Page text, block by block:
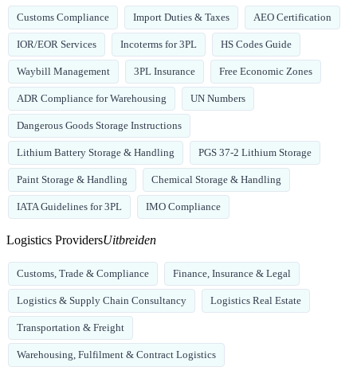
Customs Compliance Import Duties & Taxes AEO Certification
IOR/EOR Services Incoterms for 3PL HS Codes Guide
Waybill Management 3PL Insurance Free Economic Zones
ADR Compliance for Warehousing UN Numbers
Dangerous Goods Storage Instructions
Lithium Battery Storage & Handling PGS 37-2 Lithium Storage
Paint Storage & Handling Chemical Storage & Handling
IATA Guidelines for 3PL IMO Compliance
Logistics ProvidersUitbreiden
Customs, Trade & Compliance Finance, Insurance & Legal
Logistics & Supply Chain Consultancy Logistics Real Estate
Transportation & Freight
Warehousing, Fulfilment & Contract Logistics